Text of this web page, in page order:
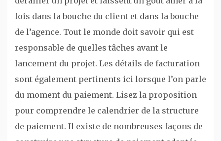
fois dans la bouche du client et dans la bouche
de l’agence. Tout le monde doit savoir qui est
responsable de quelles tâches avant le
lancement du projet. Les détails de facturation
sont également pertinents ici lorsque l’on parle
du moment du paiement. Lisez la proposition
pour comprendre le calendrier de la structure
de paiement. Il existe de nombreuses façons de